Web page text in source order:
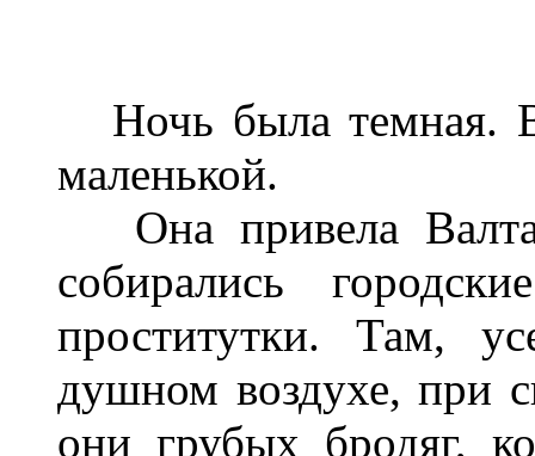
Ночь была темная.
маленькой.
Она привела
собирались
проститутки. Там,
душном воздухе, при
они грубых бродяг,